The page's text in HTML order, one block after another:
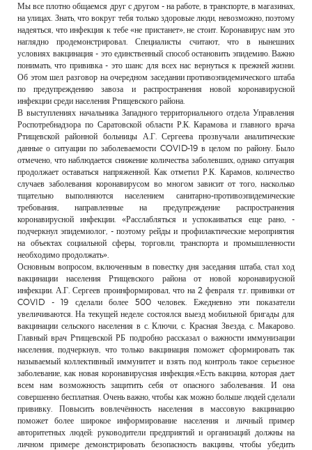
РЕКЛАМОДАТЕЛЯМ
ОБЪЯВЛЕНИЯ
КОНТАКТЫ
Мы все плотно общаемся друг с другом - на работе, в транспорте, в магазинах,
на улицах. Знать, что вокруг тебя только здоровые люди, невозможно, поэтому
надеяться, что инфекция к тебе «не пристанет», не стоит. Коронавирус нам это
наглядно продемонстрировал. Специалисты считают, что в нынешних
условиях вакцинация - это единственный способ остановить эпидемию. Важно
понимать, что прививка - это шанс для всех нас вернуться к прежней жизни.
Об этом шел разговор на очередном заседании противоэпидемического штаба
по предупреждению завоза и распространения новой коронавирусной
инфекции среди населения Ртищевского района.
В выступлениях начальника Западного территориального отдела Управления
Роспотребнадзора по Саратовской области Р.К. Карамова и главного врача
Ртищевской районной больницы А.Г. Сергеева прозвучали аналитические
данные о ситуации по заболеваемости COVID-19 в целом по району. Было
отмечено, что наблюдается снижение количества заболевших, однако ситуация
продолжает оставаться напряженной. Как отметил Р.К. Карамов, количество
случаев заболевания коронавирусом во многом зависит от того, насколько
тщательно выполняются населением санитарно-противоэпидемические
требования, направленные на предупреждение распространения
коронавирусной инфекции. «Расслабляться и успокаиваться еще рано, -
подчеркнул эпидемиолог, - поэтому рейды и профилактические мероприятия
на объектах социальной сферы, торговли, транспорта и промышленности
необходимо продолжать».
Основным вопросом, включенным в повестку дня заседания штаба, стал ход
вакцинации населения Ртищевского района от новой коронавирусной
инфекции. А.Г. Сергеев проинформировал, что на 2 февраля т.г. прививки от
COVID - 19 сделали более 500 человек. Ежедневно эти показатели
увеличиваются. На текущей неделе состоялся выезд мобильной бригады для
вакцинации сельского населения в с. Ключи, с. Красная Звезда, с. Макарово.
Главный врач Ртищевской РБ подробно рассказал о важности иммунизации
населения, подчеркнув, что только вакцинация поможет сформировать так
называемый коллективный иммунитет и взять под контроль такое серьезное
заболевание, как новая коронавирусная инфекция.«Есть вакцина, которая дает
всем нам возможность защитить себя от опасного заболевания. И она
совершенно бесплатная. Очень важно, чтобы как можно больше людей сделали
прививку. Повысить вовлечённость населения в массовую вакцинацию
поможет более широкое информирование населения и личный пример
авторитетных людей: руководители предприятий и организаций должны на
личном примере демонстрировать безопасность вакцины, чтобы убедить